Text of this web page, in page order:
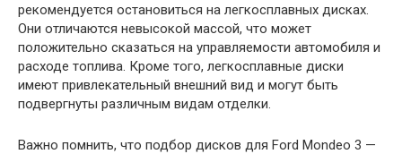
рекомендуется остановиться на легкосплавных дисках.
Они отличаются невысокой массой, что может
положительно сказаться на управляемости автомобиля и
расходе топлива. Кроме того, легкосплавные диски
имеют привлекательный внешний вид и могут быть
подвергнуты различным видам отделки.
Важно помнить, что подбор дисков для Ford Mondeo 3 —